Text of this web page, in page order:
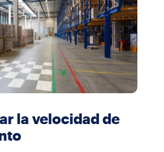
la velocidad de